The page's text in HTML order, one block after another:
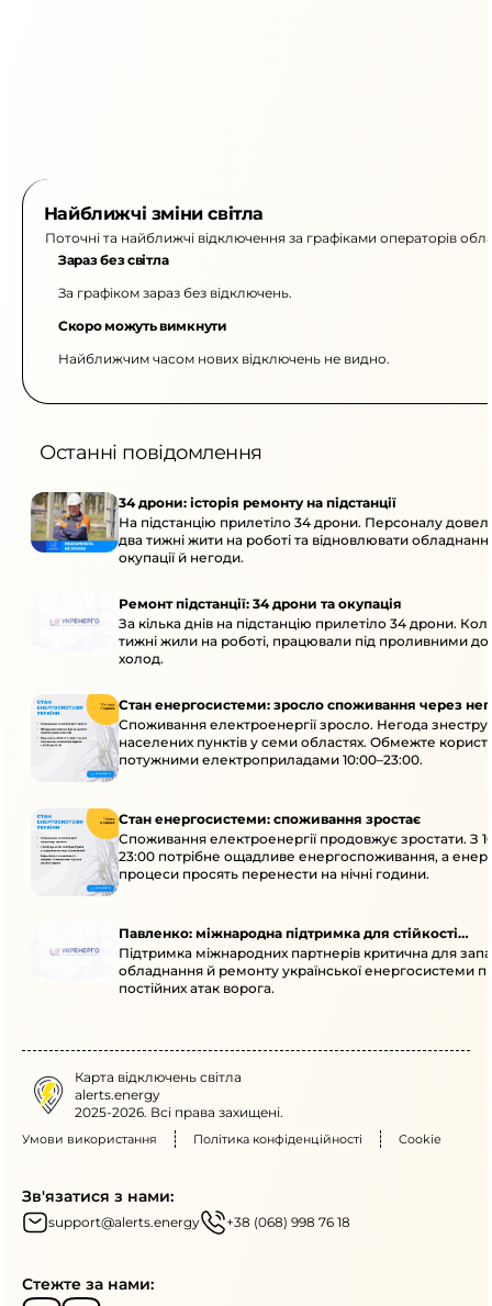
Найближчі зміни світла
Поточні та найближчі відключення за графіками операторів
Зараз без світла
За графіком зараз без відключень.
Скоро можуть вимкнути
Найближчим часом нових відключень не видно.
Останні повідомлення
34 дрони: історія ремонту на підстанції
На підстанцію прилетіло 34 дрони. Персоналу
два тижні жити на роботі та відновлювати
окупації й негоди.
Ремонт підстанції: 34 дрони та окупація
За кілька днів на підстанцію прилетіло 34 дрони.
тижні жили на роботі, працювали під проливними
холод.
Стан енергосистеми: зросло споживання через
Споживання електроенергії зросло. Негода
населених пунктів у семи областях. Обмежте
потужними електроприладами 10:00–23:00.
Стан енергосистеми: споживання зростає
Споживання електроенергії продовжує зростати. З
23:00 потрібне ощадливе енергоспоживання, а
процеси просять перенести на нічні години.
Павленко: міжнародна підтримка для стійкості
енергосистеми
Підтримка міжнародних партнерів критична для
обладнання й ремонту української енергосистеми
постійних атак ворога.
Карта відключень світла
alerts.energy
2025-2026. Всі права захищені.
Умови використання Політика конфіденційності Cookie
Зв'язатися з нами:
support@alerts.energy +38 (068) 998 76 18
Стежте за нами: